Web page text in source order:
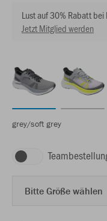
Lust auf 30% Rabatt
Jetzt Mitglied werden
grey/soft grey
Bitte Größe wählen